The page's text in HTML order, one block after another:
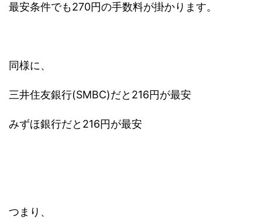
最安条件でも270円の手数料が掛かります。
同様に、
三井住友銀行(SMBC)だと216円が最安
みずほ銀行だと216円が最安
つまり、